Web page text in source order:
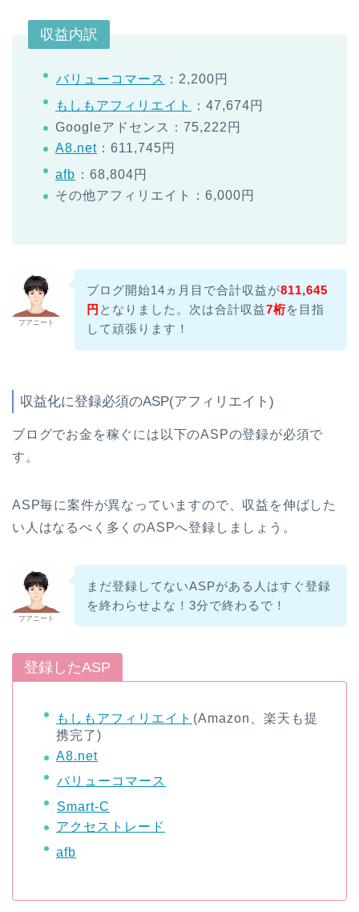
収益内訳
バリューコマース ：2,200円
もしもアフィリエイト
：47,674円
Googleアドセンス：75,222円
A8.net ：611,745円
afb ：68,804円
その他アフィリエイト：6,000円
フアニート
ブログ開始14ヵ月目で合計収益が811,645
円 となりました。次は合計収益7桁を目指
して頑張ります！
収益化に登録必須のASP(アフィリエイト)
ブログでお金を稼ぐには以下のASPの登録が必須で
す。
ASP毎に案件が異なっていますので、収益を伸ばした
い人はなるべく多くのASPへ登録しましょう。
フアニート
まだ登録してないASPがある人はすぐ登録
を終わらせよな！3分で終わるで！
登録したASP
もしもアフィリエイト (Amazon、楽天も提
携完了)
A8.net
バリューコマース
Smart-C
アクセストレード
afb